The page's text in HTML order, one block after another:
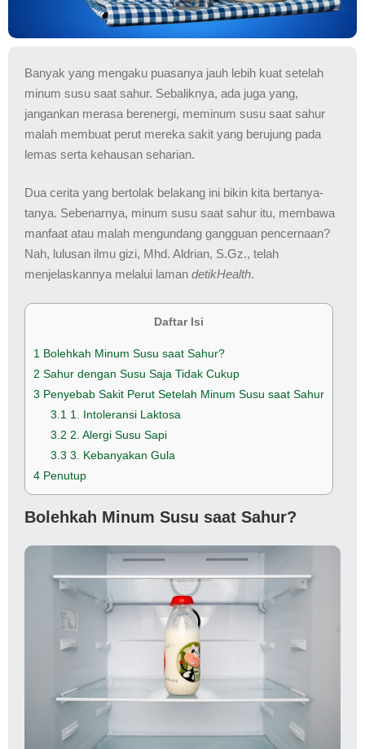
Banyak yang mengaku puasanya jauh lebih kuat setelah
minum susu saat sahur. Sebaliknya, ada juga yang,
jangankan merasa berenergi, meminum susu saat sahur
malah membuat perut mereka sakit yang berujung pada
lemas serta kehausan seharian.
Dua cerita yang bertolak belakang ini bikin kita bertanya-
tanya. Sebenarnya, minum susu saat sahur itu, membawa
manfaat atau malah mengundang gangguan pencernaan?
Nah, lulusan ilmu gizi, Mhd. Aldrian, S.Gz., telah
menjelaskannya melalui laman detikHealth.
Daftar Isi
1 Bolehkah Minum Susu saat Sahur?
2 Sahur dengan Susu Saja Tidak Cukup
3 Penyebab Sakit Perut Setelah Minum Susu saat Sahur
3.1 1. Intoleransi Laktosa
3.2 2. Alergi Susu Sapi
3.3 3. Kebanyakan Gula
4 Penutup
Bolehkah Minum Susu saat Sahur?